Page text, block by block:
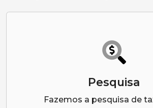
Pesquisa
Fazemos a pesquisa de